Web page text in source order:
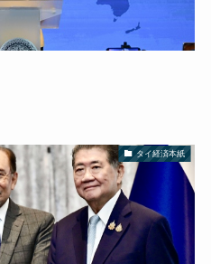
タイ経済本紙